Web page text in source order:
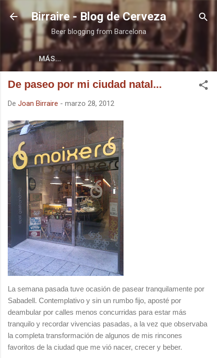
Ir al contenido principal
Birraire - Blog de Cerveza
Beer blogging from Barcelona
MÁS…
De paseo por mi ciudad natal...
De Joan Birraire - marzo 28, 2012
La semana pasada tuve ocasión de pasear tranquilamente por
Sabadell. Contemplativo y sin un rumbo fijo, aposté por
deambular por calles menos concurridas para estar más
tranquilo y recordar vivencias pasadas, a la vez que observaba
la completa transformación de algunos de mis rincones
favoritos de la ciudad que me vió nacer, crecer y beber.